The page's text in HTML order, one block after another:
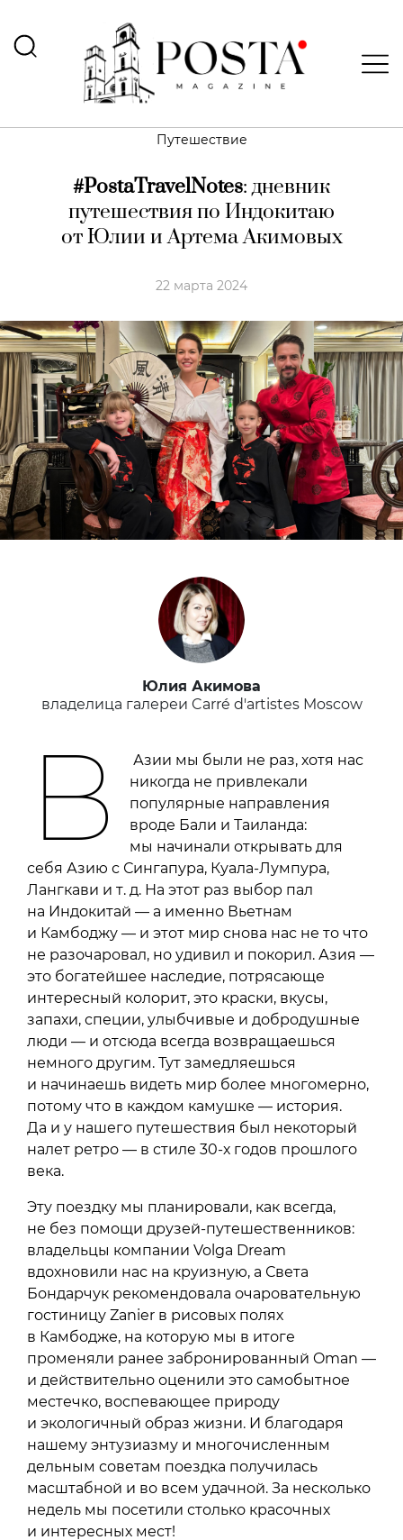
Путешествие
#PostaTravelNotes: дневник
путешествия по Индокитаю
от Юлии и Артема Акимовых
22 марта 2024
Юлия Акимова
владелица галереи Carré d'artistes Moscow
В
Азии мы были не раз, хотя нас
никогда не привлекали
популярные направления
вроде Бали и Таиланда:
мы начинали открывать для
себя Азию с Сингапура, Куала-Лумпура,
Лангкави и т. д. На этот раз выбор пал
на Индокитай — а именно Вьетнам
и Камбоджу — и этот мир снова нас не то что
не разочаровал, но удивил и покорил. Азия —
это богатейшее наследие, потрясающе
интересный колорит, это краски, вкусы,
запахи, специи, улыбчивые и добродушные
люди — и отсюда всегда возвращаешься
немного другим. Тут замедляешься
и начинаешь видеть мир более многомерно,
потому что в каждом камушке — история.
Да и у нашего путешествия был некоторый
налет ретро — в стиле 30-х годов прошлого
века.
Эту поездку мы планировали, как всегда,
не без помощи друзей-путешественников:
владельцы компании Volga Dream
вдохновили нас на круизную, а Света
Бондарчук рекомендовала очаровательную
гостиницу Zanier в рисовых полях
в Камбодже, на которую мы в итоге
променяли ранее забронированный Oman —
и действительно оценили это самобытное
местечко, воспевающее природу
и экологичный образ жизни. И благодаря
нашему энтузиазму и многочисленным
дельным советам поездка получилась
масштабной и во всем удачной. За несколько
недель мы посетили столько красочных
и интересных мест!